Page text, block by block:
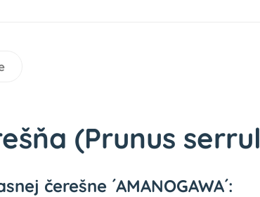
(Prunus
čerešne ´AMANOGAWA´: